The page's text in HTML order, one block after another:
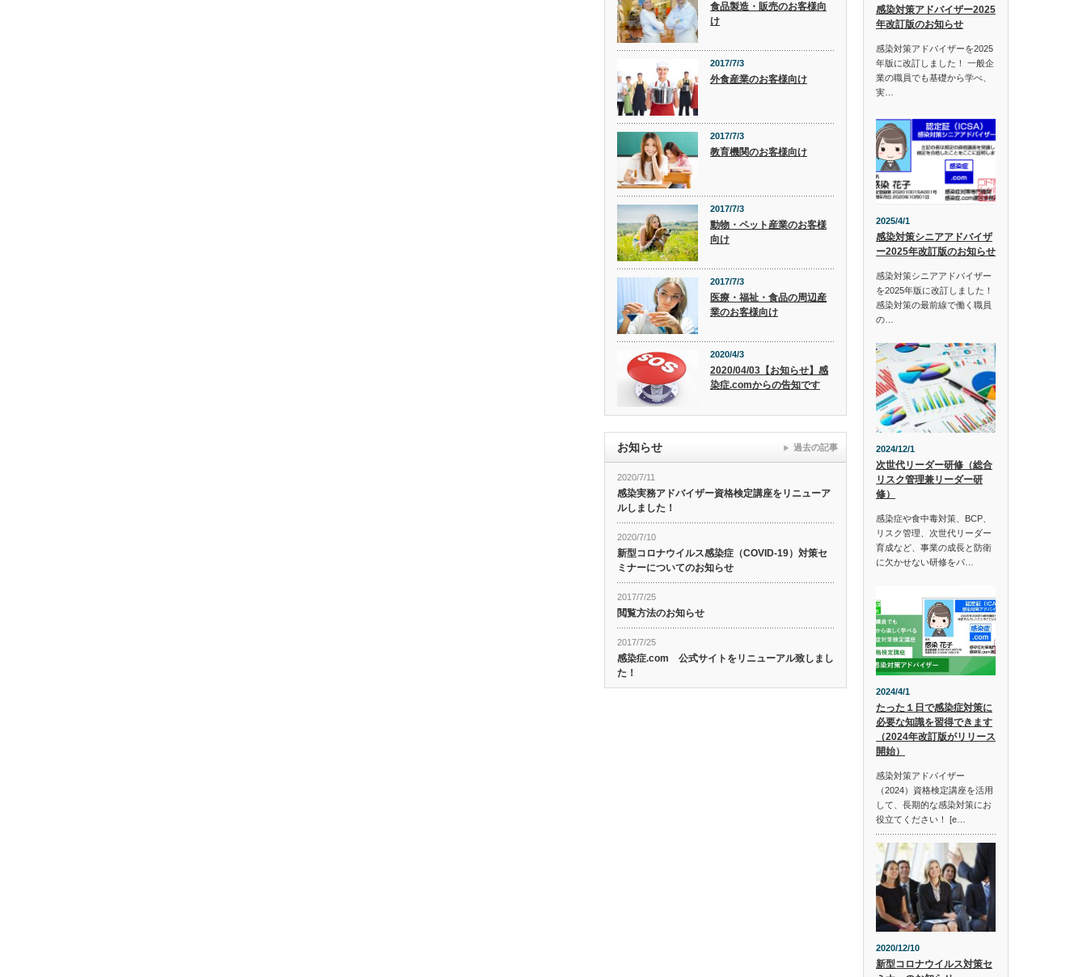
食品製造・販売のお客様向
け
2017/7/3
外食産業のお客様向け
2017/7/3
教育機関のお客様向け
2017/7/3
動物・ペット産業のお客様
向け
2017/7/3
医療・福祉・食品の周辺産
業のお客様向け
2020/4/3
2020/04/03【お知らせ】感
染症.comからの告知です
お知らせ
2020/7/11
感染実務アドバイザー資格検定講座をリニューア
ルしました！
2020/7/10
新型コロナウイルス感染症（COVID-19）対策セ
ミナーについてのお知らせ
2017/7/25
閲覧方法のお知らせ
2017/7/25
感染症.com 公式サイトをリニューアル致しまし
た！
過去の記事
感染対策アドバイザー2025
年改訂版のお知らせ
感染対策アドバイザーを2025
年版に改訂しました！ 一般企
業の職員でも基礎から学べ、
実…
2025/4/1
感染対策シニアアドバイザ
ー2025年改訂版のお知らせ
感染対策シニアアドバイザー
を2025年版に改訂しました！
感染対策の最前線で働く職員
の…
2024/12/1
次世代リーダー研修（総合
リスク管理兼リーダー研
修）
感染症や食中毒対策、BCP、
リスク管理、次世代リーダー
育成など、事業の成長と防衛
に欠かせない研修をパ…
2024/4/1
たった１日で感染症対策に
必要な知識を習得できます
（2024年改訂版がリリース
開始）
感染対策アドバイザー
（2024）資格検定講座を活用
して、長期的な感染対策にお
役立てください！ [e…
2020/12/10
新型コロナウイルス対策セ